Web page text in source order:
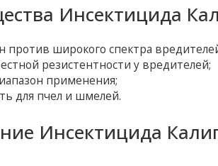
Инсектицида
против широкого спектра
резистентности у вредителей;
применения;
для пчел и шмелей.
Инсектицида